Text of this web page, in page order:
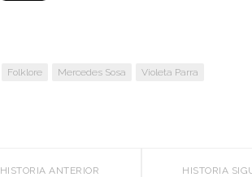
Folklore Mercedes Sosa Violeta Parra
HISTORIA
HISTORIA ANTERIOR